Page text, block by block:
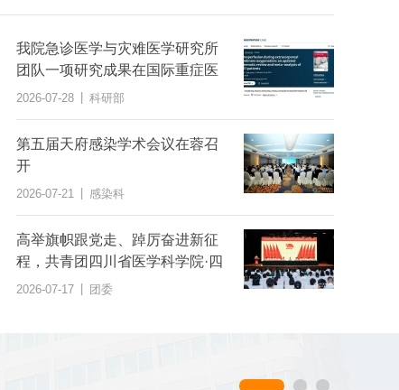
我院急诊医学与灾难医学研究所
团队一项研究成果在国际重症医
学权威医学期刊上发表
2026-07-28 科研部
第五届天府感染学术会议在蓉召
开
2026-07-21 感染科
高举旗帜跟党走、踔厉奋进新征
程，共青团四川省医学科学院·四
川省人民医院第二次代表大会胜
2026-07-17 团委